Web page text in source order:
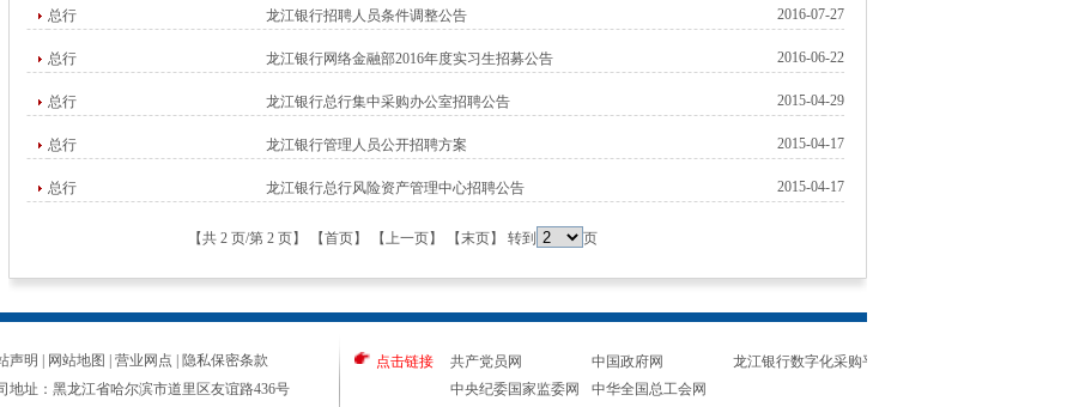
总行 龙江银行招聘人员条件调整公告 2016-07-27
总行 龙江银行网络金融部2016年度实习生招募公告 2016-06-22
总行 龙江银行总行集中采购办公室招聘公告 2015-04-29
总行 龙江银行管理人员公开招聘方案 2015-04-17
总行 龙江银行总行风险资产管理中心招聘公告 2015-04-17
【共 2 页/第 2 页】 【首页】 【上一页】 【末页】 转到 页
声明 网站地图 营业网点
隐私保密条款
地址：黑龙江省哈尔滨市道里区友谊路436号
点击链接
共产党员网
中央纪委国家监委网
中国政府网
中华全国总工会网
龙江银行数字化采购平台